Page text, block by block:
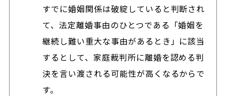
すでに婚姻関係は破綻していると判断され
て、法定離婚事由のひとつである「婚姻を
継続し難い重大な事由があるとき」に該当
するとして、家庭裁判所に離婚を認める判
決を言い渡される可能性が高くなるからで
す。